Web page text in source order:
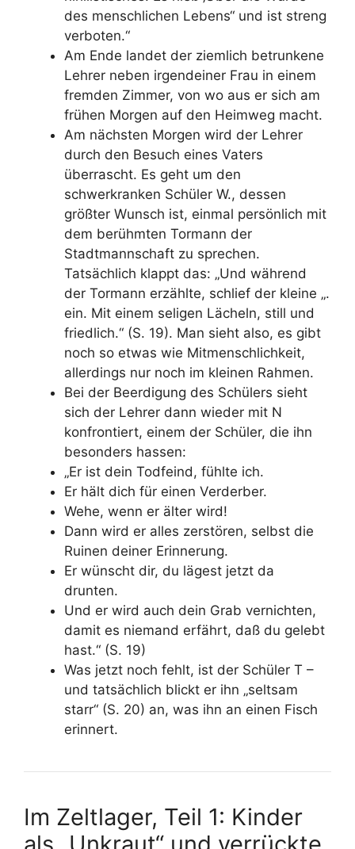
des menschlichen Lebens“ und ist streng
verboten.“
Am Ende landet der ziemlich betrunkene
Lehrer neben irgendeiner Frau in einem
fremden Zimmer, von wo aus er sich am
frühen Morgen auf den Heimweg macht.
Am nächsten Morgen wird der Lehrer
durch den Besuch eines Vaters
überrascht. Es geht um den
schwerkranken Schüler W., dessen
größter Wunsch ist, einmal persönlich mit
dem berühmten Tormann der
Stadtmannschaft zu sprechen.
Tatsächlich klappt das: „Und während
der Tormann erzählte, schlief der kleine „.
ein. Mit einem seligen Lächeln, still und
friedlich.“ (S. 19). Man sieht also, es gibt
noch so etwas wie Mitmenschlichkeit,
allerdings nur noch im kleinen Rahmen.
Bei der Beerdigung des Schülers sieht
sich der Lehrer dann wieder mit N
konfrontiert, einem der Schüler, die ihn
besonders hassen:
„Er ist dein Todfeind, fühlte ich.
Er hält dich für einen Verderber.
Wehe, wenn er älter wird!
Dann wird er alles zerstören, selbst die
Ruinen deiner Erinnerung.
Er wünscht dir, du lägest jetzt da
drunten.
Und er wird auch dein Grab vernichten,
damit es niemand erfährt, daß du gelebt
hast.“ (S. 19)
Was jetzt noch fehlt, ist der Schüler T –
und tatsächlich blickt er ihn „seltsam
starr“ (S. 20) an, was ihn an einen Fisch
erinnert.
Im Zeltlager, Teil 1: Kinder
als „Unkraut“ und verrückte